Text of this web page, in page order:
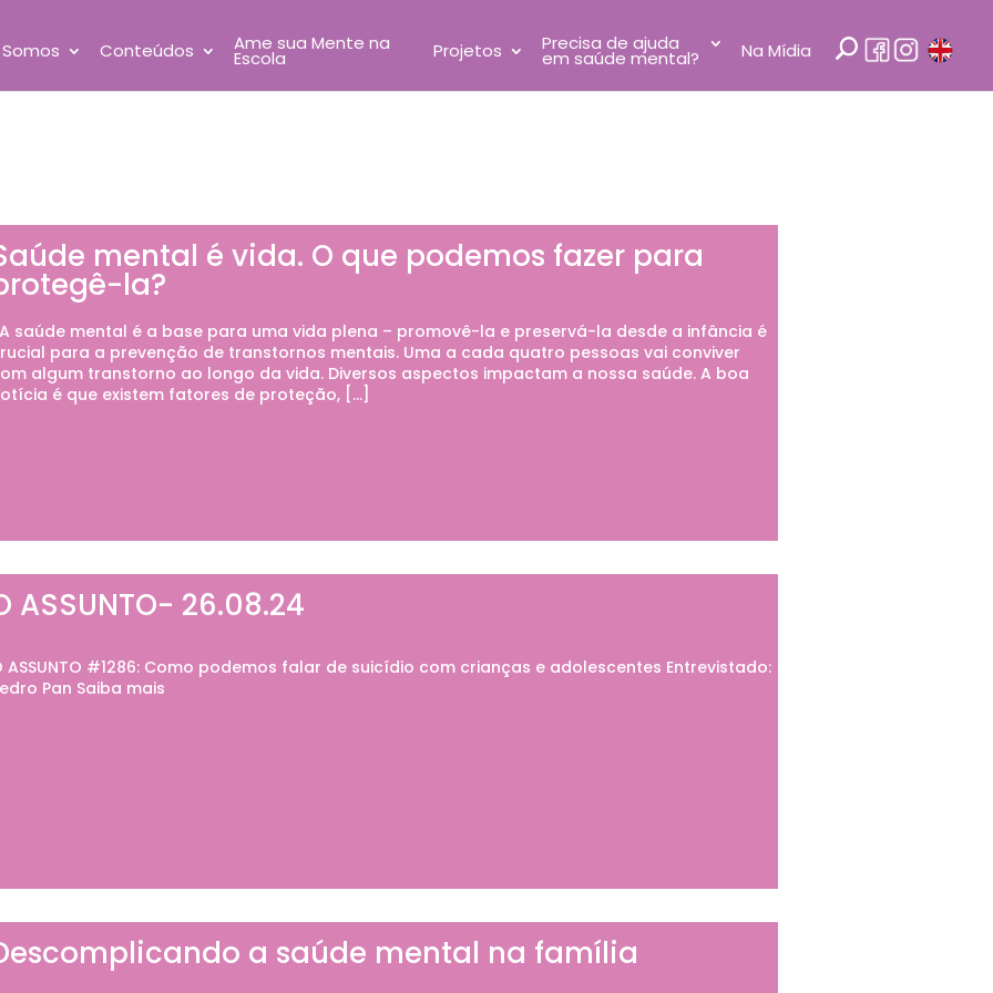
Conteúdos Ame sua Mente na
Escola Projetos Precisa de ajuda
em saúde mental? Na Mídia
mental é vida. O que podemos fazer para
la?
saúde mental é a base para uma vida plena – promovê-la e preservá-la desde a infância é
para a prevenção de transtornos mentais. Uma a cada quatro pessoas vai conviver
algum transtorno ao longo da vida. Diversos aspectos impactam a nossa saúde. A boa
é que existem fatores de proteção, […]
ASSUNTO- 26.08.24
ASSUNTO #1286: Como podemos falar de suicídio com crianças e adolescentes Entrevistado:
Pan Saiba mais
a saúde mental na família